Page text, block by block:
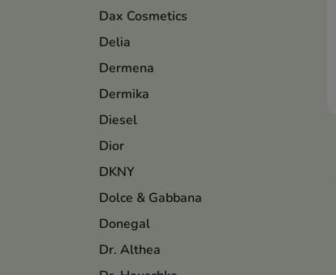
Dax Cosmetics
Delia
Dermena
Dermika
Diesel
Dior
DKNY
Dolce & Gabbana
Donegal
Dr. Althea